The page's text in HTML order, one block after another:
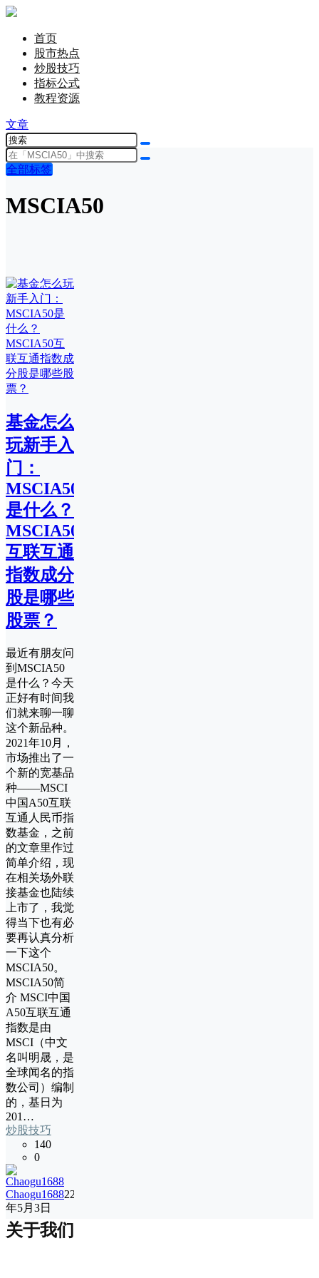
首页
股市热点
炒股技巧
指标公式
教程资源
文章
全部标签
MSCIA50
基金怎么
玩新手入
门：
MSCIA50
是什么？
MSCIA50
互联互通
指数成分
股是哪些
股票？
最近有朋友问
到MSCIA50
是什么？今天
正好有时间我
们就来聊一聊
这个新品种。
2021年10月，
市场推出了一
个新的宽基品
种——MSCI
中国A50互联
互通人民币指
数基金，之前
的文章里作过
简单介绍，现
在相关场外联
接基金也陆续
上市了，我觉
得当下也有必
要再认真分析
一下这个
MSCIA50。
MSCIA50简
介 MSCI中国
A50互联互通
指数是由
MSCI（中文
名叫明晟，是
全球闻名的指
数公司）编制
的，基日为
201…
炒股技巧
140
0
Chaogu168822
年5月3日
关于我们